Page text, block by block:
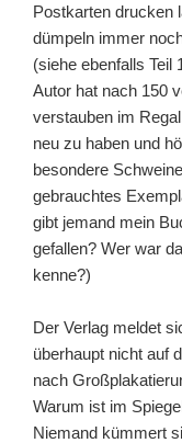
Postkarten drucken
dümpeln immer
(siehe ebenfalls Teil
Autor hat nach 150
verstauben im
neu zu haben und
besondere
gebrauchtes
gibt jemand mein
gefallen? Wer war
kenne?)
Der Verlag meldet
überhaupt nicht auf
nach
Warum ist im
Niemand kümmert